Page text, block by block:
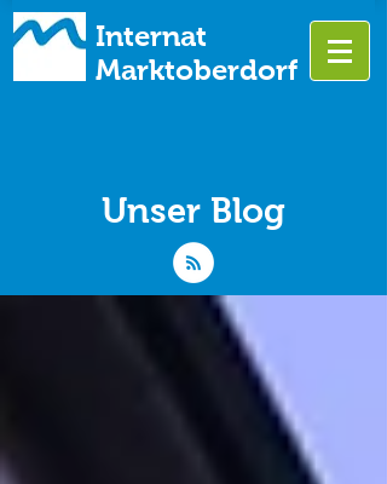
Internat
Marktoberdorf
Unser Blog